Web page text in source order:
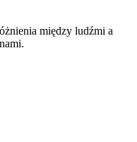
między ludźmi a